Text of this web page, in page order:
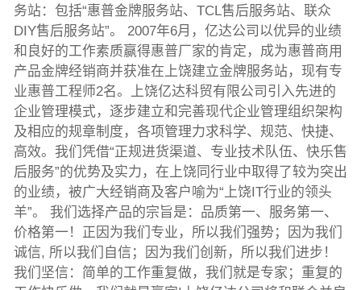
务站：包括“惠普金牌服务站、TCL售后服务站、联众
DIY售后服务站”。 2007年6月，亿达公司以优异的业绩
和良好的工作素质赢得惠普厂家的肯定，成为惠普商用
产品金牌经销商并获准在上饶建立金牌服务站，现有专
业惠普工程师2名。上饶亿达科贸有限公司引入先进的
企业管理模式，逐步建立和完善现代企业管理组织架构
及相应的规章制度，各项管理力求科学、规范、快捷、
高效。我们凭借“正规进货渠道、专业技术队伍、快乐售
后服务”的优势及实力，在上饶同行业中取得了较为突出
的业绩，被广大经销商及客户喻为“上饶IT行业的领头
羊”。 我们选择产品的宗旨是：品质第一、服务第一、
价格第一！正因为我们专业，所以我们强势；因为我们
诚信, 所以我们自信；因为我们创新，所以我们进步！
我们坚信：简单的工作重复做，我们就是专家；重复的